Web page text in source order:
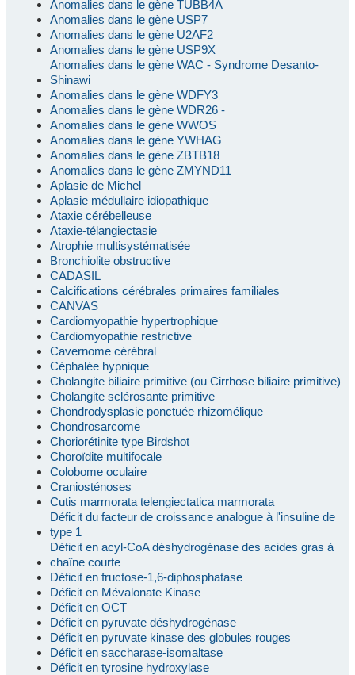
Anomalies dans le gène TUBB4A
Anomalies dans le gène USP7
Anomalies dans le gène U2AF2
Anomalies dans le gène USP9X
Anomalies dans le gène WAC - Syndrome Desanto-
Shinawi
Anomalies dans le gène WDFY3
Anomalies dans le gène WDR26 -
Anomalies dans le gène WWOS
Anomalies dans le gène YWHAG
Anomalies dans le gène ZBTB18
Anomalies dans le gène ZMYND11
Aplasie de Michel
Aplasie médullaire idiopathique
Ataxie cérébelleuse
Ataxie-télangiectasie
Atrophie multisystématisée
Bronchiolite obstructive
CADASIL
Calcifications cérébrales primaires familiales
CANVAS
Cardiomyopathie hypertrophique
Cardiomyopathie restrictive
Cavernome cérébral
Céphalée hypnique
Cholangite biliaire primitive (ou Cirrhose biliaire primitive)
Cholangite sclérosante primitive
Chondrodysplasie ponctuée rhizomélique
Chondrosarcome
Choriorétinite type Birdshot
Choroïdite multifocale
Colobome oculaire
Craniosténoses
Cutis marmorata telengiectatica marmorata
Déficit du facteur de croissance analogue à l'insuline de
type 1
Déficit en acyl-CoA déshydrogénase des acides gras à
chaîne courte
Déficit en fructose-1,6-diphosphatase
Déficit en Mévalonate Kinase
Déficit en OCT
Déficit en pyruvate déshydrogénase
Déficit en pyruvate kinase des globules rouges
Déficit en saccharase-isomaltase
Déficit en tyrosine hydroxylase